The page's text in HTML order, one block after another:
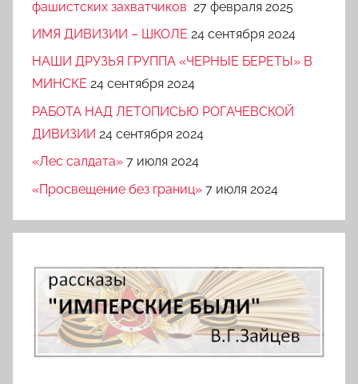
фашистских захватчиков 27 февраля 2025
ИМЯ ДИВИЗИИ – ШКОЛЕ 24 сентября 2024
НАШИ ДРУЗЬЯ ГРУППА «ЧЕРНЫЕ БЕРЕТЫ» В
МИНСКЕ 24 сентября 2024
РАБОТА НАД ЛЕТОПИСЬЮ РОГАЧЕВСКОЙ
ДИВИЗИИ 24 сентября 2024
«Лес салдата» 7 июля 2024
«Просвещение без границ» 7 июля 2024